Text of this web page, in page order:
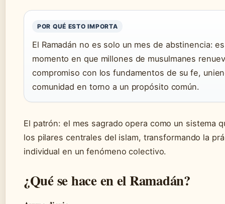
POR QUÉ ESTO IMPORTA
El Ramadán no es solo un mes de abstinencia:
momento en que millones de musulmanes
compromiso con los fundamentos de su fe,
comunidad en torno a un propósito común.
El patrón: el mes sagrado opera como un sistema
los pilares centrales del islam, transformando la
individual en un fenómeno colectivo.
¿Qué se hace en el Ramadán?